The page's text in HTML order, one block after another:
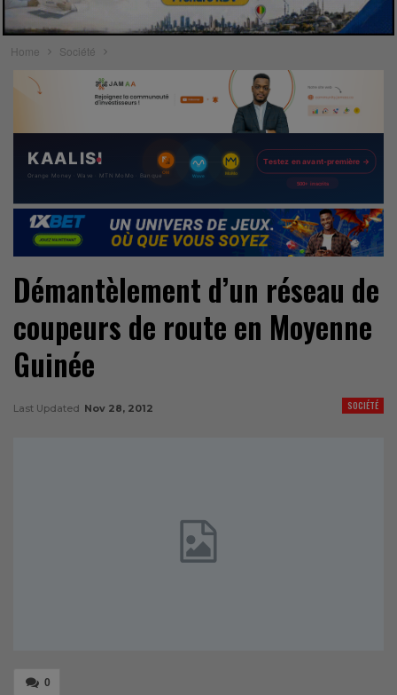
Home Société
Démantèlement d’un réseau de
coupeurs de route en Moyenne
Guinée
SOCIÉTÉ
Last Updated Nov 28, 2012
0